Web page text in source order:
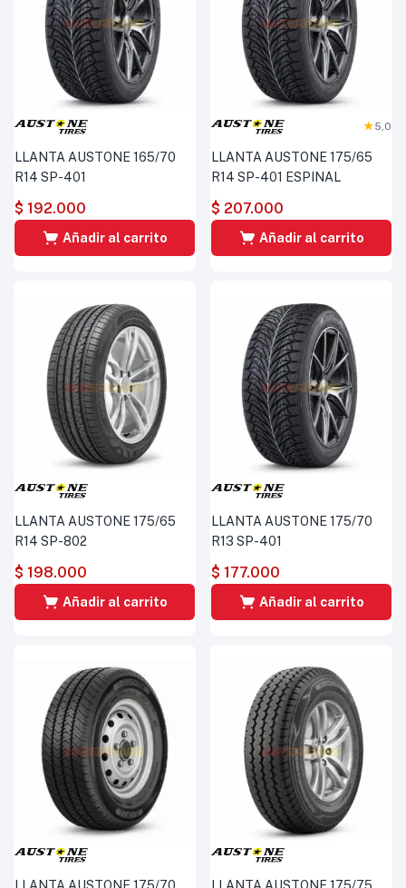
LLANTA AUSTONE 165/70
R14 SP-401
$ 192.000
Añadir al carrito
LLANTA AUSTONE 175/65
R14 SP-401 ESPINAL
$ 207.000
5,0
Añadir al carrito
LLANTA AUSTONE 175/65
R14 SP-802
$ 198.000
Añadir al carrito
LLANTA AUSTONE 175/70
R13 SP-401
$ 177.000
Añadir al carrito